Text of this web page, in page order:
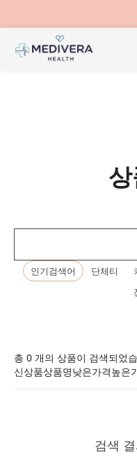
인기검색어 단체티
총 0 개의 상품이 검색되었
신상품상품명낮은가격높은
검색